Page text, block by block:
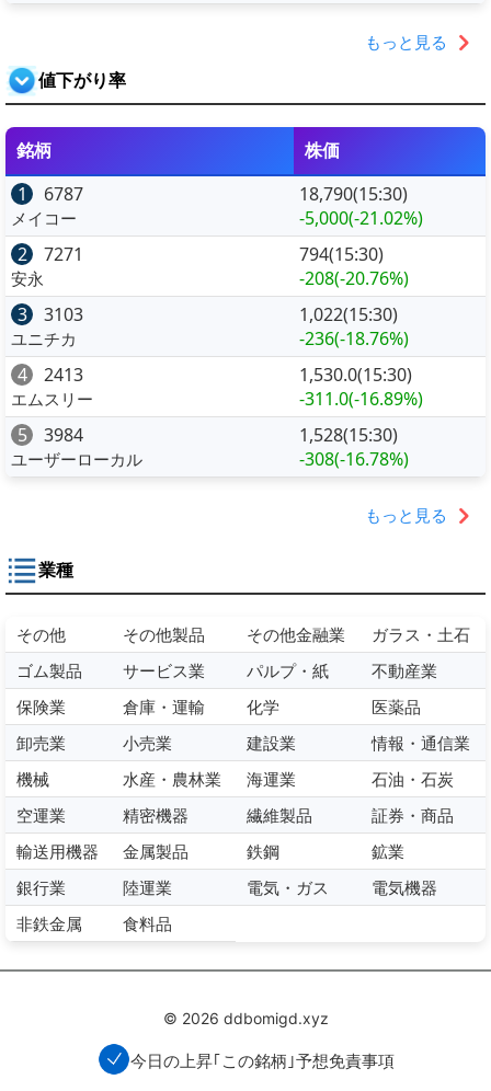
もっと見る
値下がり率
銘柄
株価
1
6787
メイコー
18,790(15:30)
-5,000(-21.02%)
2
7271
安永
794(15:30)
-208(-20.76%)
3
3103
ユニチカ
1,022(15:30)
-236(-18.76%)
4
2413
エムスリー
1,530.0(15:30)
-311.0(-16.89%)
5
3984
ユーザーローカル
1,528(15:30)
-308(-16.78%)
もっと見る
業種
その他 その他製品 その他金融業
ガラス・土石
ゴム製品
サービス業 パルプ・紙
不動産業
保険業
倉庫・運輸 化学
医薬品
卸売業
小売業 建設業
情報・通信業
機械
水産・農林業 海運業
石油・石炭
空運業
精密機器 繊維製品
証券・商品
輸送用機器
金属製品 鉄鋼
鉱業
銀行業
陸運業 電気・ガス
電気機器
非鉄金属
食料品
© 2026 ddbomigd.xyz
今日の上昇｢この銘柄｣予想免責事項